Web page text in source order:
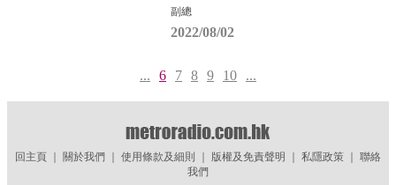
副總
2022/08/02
... 6 7 8 9 10 ...
回主頁｜ 關於我們 使用條款及細則 版權及免責聲明 私隱政策｜ 聯絡
我們